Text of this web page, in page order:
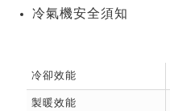
冷氣機安全須知
冷卻效能
製暖效能